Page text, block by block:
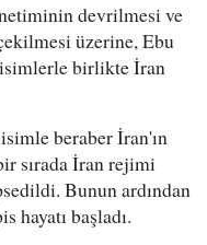
devrilmesi ve
üzerine, Ebu
birlikte İran
beraber İran'ın
sırada İran rejimi
Bunun ardından
hayatı başladı.